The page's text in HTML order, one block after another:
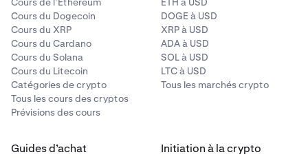
Cours du Dogecoin
Cours du XRP
Cours du Cardano
Cours du Solana
Cours du Litecoin
Catégories de crypto
Tous les cours des cryptos
Prévisions des cours
DOGE à USD
XRP à USD
ADA à USD
SOL à USD
LTC à USD
Tous les marchés crypto
Guides d’achat Initiation à la crypto